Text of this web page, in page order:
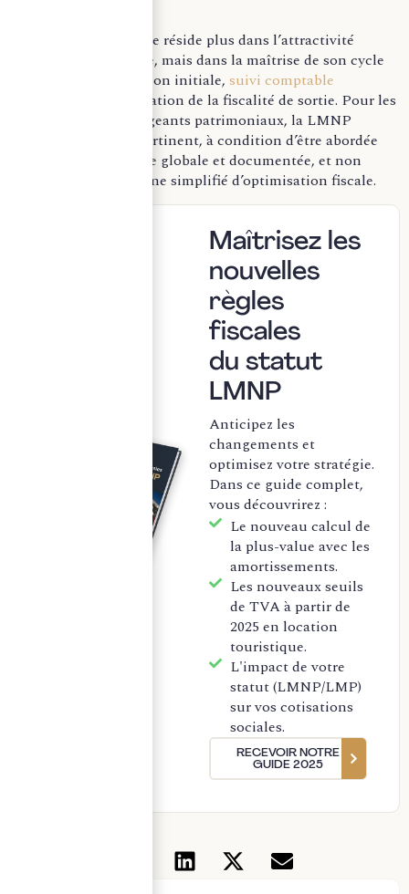
Désormais, l’enjeu ne réside plus dans l’attractivité
apparente du régime, mais dans la maîtrise de son cycle
complet : structuration initiale, suivi comptable
et anticipation de la fiscalité de sortie. Pour les
investisseurs et dirigeants patrimoniaux, la LMNP
demeure un outil pertinent, à condition d’être abordée
comme une stratégie globale et documentée, et non
comme un mécanisme simplifié d’optimisation fiscale.
Maîtrisez les
nouvelles
règles
fiscales
du statut
LMNP
Anticipez les
changements et
optimisez votre stratégie.
Dans ce guide complet,
vous découvrirez :
Le nouveau calcul de
la plus-value avec les
amortissements.
Les nouveaux seuils
de TVA à partir de
2025 en location
touristique.
L'impact de votre
statut (LMNP/LMP)
sur vos cotisations
sociales.
RECEVOIR NOTRE
GUIDE 2025